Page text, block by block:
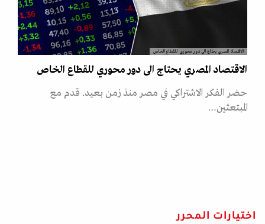
الاقتصاد المصري يحتاج الى دور محوري للقطاع الخاص
الاقتصاد المصري يحتاج الى دور محوري للقطاع الخاص
حضر الفكر الاشتراكي في مصر منذ زمن بعيد. قدم مع
المبتعثين…
اختيارات المحرر